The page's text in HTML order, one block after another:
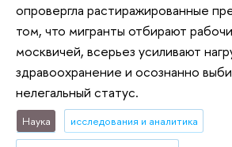
опровергла растиражированные
том, что мигранты отбирают
москвичей, всерьез усиливают
здравоохранение и осознанно
нелегальный статус.
Наука исследования и аналитика